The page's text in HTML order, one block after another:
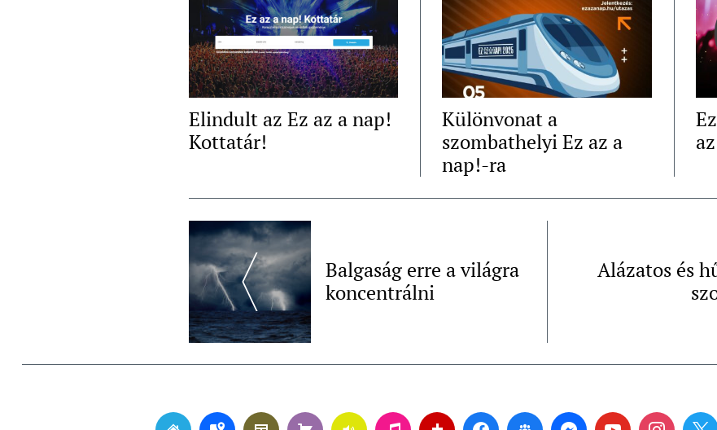
Elindult az Ez az a nap!
Kottatár!
Különvonat a
szombathelyi Ez az a
nap!-ra
Post
NavigationBalgaság erre a világra
koncentrálni
Alázatos és